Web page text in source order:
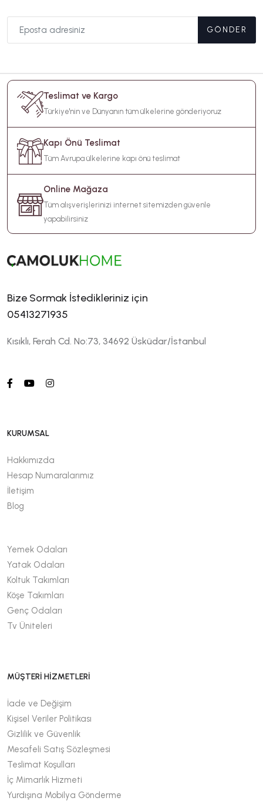
GÖNDER
Teslimat ve Kargo
Türkiye'nin ve Dünyanın tüm ülkelerine gönderiyoruz
Kapı Önü Teslimat
Tüm Avrupa ülkelerine kapı önü teslimat
Online Mağaza
Tüm alışverişlerinizi internet sitemizden güvenle
yapabilirsiniz
Bize Sormak İstedikleriniz için
05413271935
Kısıklı, Ferah Cd. No:73, 34692 Üsküdar/İstanbul
KURUMSAL
Hakkımızda
Hesap Numaralarımız
İletişim
Blog
Yemek Odaları
Yatak Odaları
Koltuk Takımları
Köşe Takımları
Genç Odaları
Tv Üniteleri
MÜŞTERİ HİZMETLERİ
İade ve Değişim
Kişisel Veriler Politikası
Gizlilik ve Güvenlik
Mesafeli Satış Sözleşmesi
Teslimat Koşulları
İç Mimarlık Hizmeti
Yurdışına Mobilya Gönderme